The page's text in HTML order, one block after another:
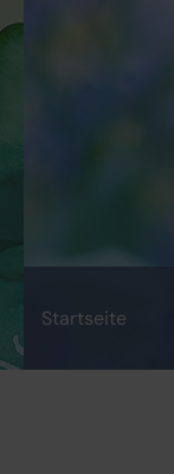
Startseite